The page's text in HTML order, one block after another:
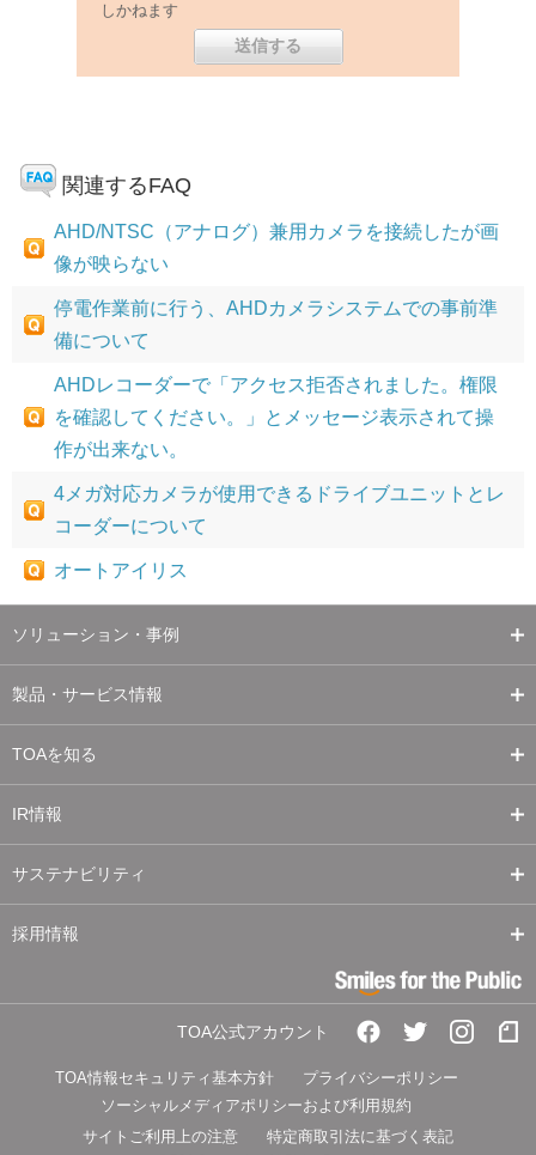
しかねます
関連するFAQ
AHD/NTSC（アナログ）兼用カメラを接続したが画
像が映らない
停電作業前に行う、AHDカメラシステムでの事前準
備について
AHDレコーダーで「アクセス拒否されました。権限
を確認してください。」とメッセージ表示されて操
作が出来ない。
4メガ対応カメラが使用できるドライブユニットとレ
コーダーについて
オートアイリス
ソリューション・事例
製品・サービス情報
TOAを知る
IR情報
サステナビリティ
採用情報
TOA公式アカウント
TOA情報セキュリティ基本方針
プライバシーポリシー
ソーシャルメディアポリシーおよび利用規約
サイトご利用上の注意
特定商取引法に基づく表記